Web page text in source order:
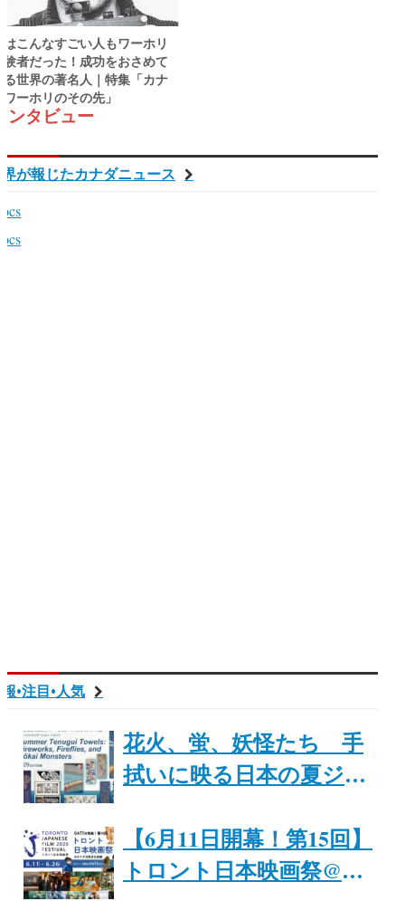
はこんなすごい人もワーホリ
験者だった！成功をおさめて
る世界の著名人｜特集「カナ
ワーホリのその先」
ンタビュー
が報じたカナダニュース
•注目•人気
花火、蛍、妖怪たち 手
拭いに映る日本の夏ジャ
Tenugui Towels: Fireworks,
Fireflies, and Yōkai
【6月11日開幕！第15回】
トロント日本映画祭@カ